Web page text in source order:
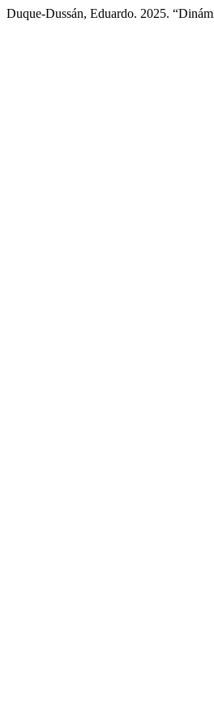
Duque-Dussán, Eduardo. 2025.